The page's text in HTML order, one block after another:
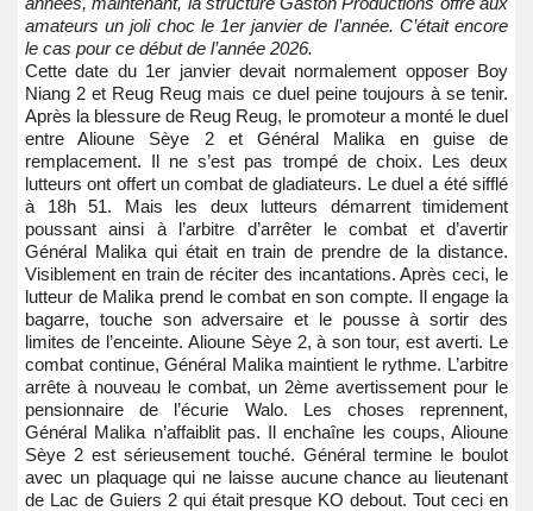
amateurs un joli choc le 1er janvier de l’année. C’était encore
le cas pour ce début de l’année 2026.
Cette date du 1er janvier devait normalement opposer Boy
Niang 2 et Reug Reug mais ce duel peine toujours à se tenir.
Après la blessure de Reug Reug, le promoteur a monté le duel
entre Alioune Sèye 2 et Général Malika en guise de
remplacement. Il ne s’est pas trompé de choix. Les deux
lutteurs ont offert un combat de gladiateurs. Le duel a été sifflé
à 18h 51. Mais les deux lutteurs démarrent timidement
poussant ainsi à l’arbitre d’arrêter le combat et d’avertir
Général Malika qui était en train de prendre de la distance.
Visiblement en train de réciter des incantations. Après ceci, le
lutteur de Malika prend le combat en son compte. Il engage la
bagarre, touche son adversaire et le pousse à sortir des
limites de l’enceinte. Alioune Sèye 2, à son tour, est averti. Le
combat continue, Général Malika maintient le rythme. L’arbitre
arrête à nouveau le combat, un 2ème avertissement pour le
pensionnaire de l’écurie Walo. Les choses reprennent,
Général Malika n’affaiblit pas. Il enchaîne les coups, Alioune
Sèye 2 est sérieusement touché. Général termine le boulot
avec un plaquage qui ne laisse aucune chance au lieutenant
de Lac de Guiers 2 qui était presque KO debout. Tout ceci en